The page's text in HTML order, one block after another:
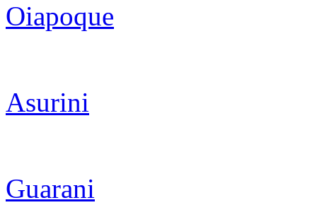
Oiapoque
Asurini
Guarani